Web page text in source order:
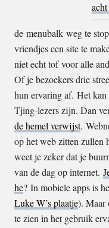
de menubalk weg te
vriendjes een site te
niet echt tof voor alle
Of je bezoekers drie
hun ervaring af. Het
Tjing-lezers zijn. Dan
de hemel verwijst.
op het web zitten zullen
weet je zeker dat je
van de dag op internet.
he? In mobiele apps is
Luke W’s plaatje). Maar
te zien in het gebruik